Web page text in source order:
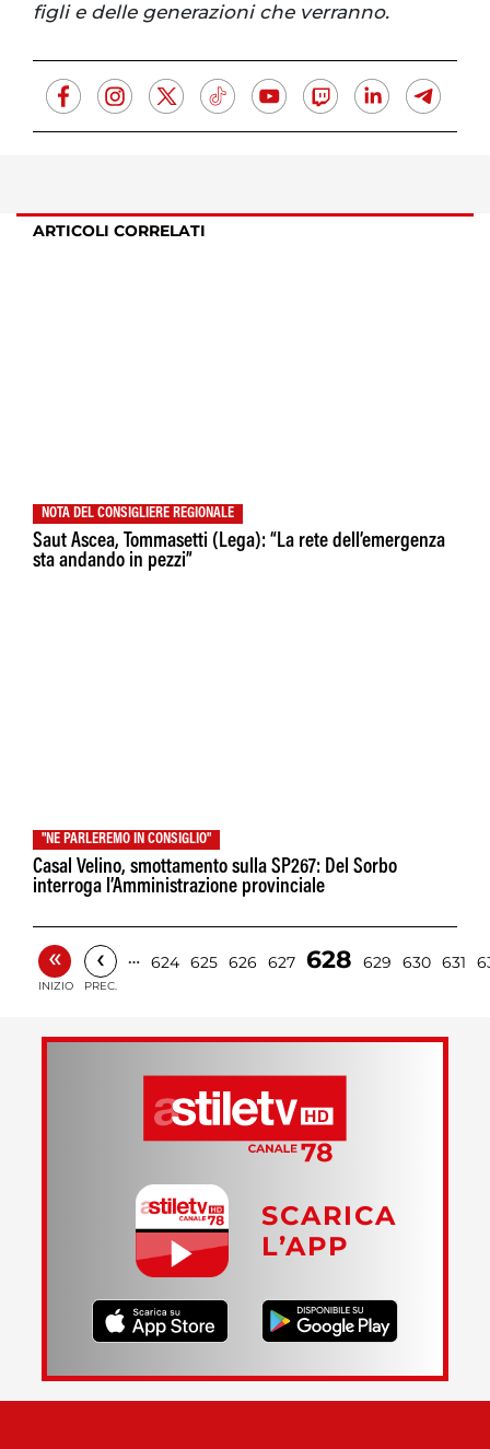
figli e delle generazioni che verranno.
ARTICOLI CORRELATI
NOTA DEL CONSIGLIERE REGIONALE
Saut Ascea, Tommasetti (Lega): “La rete dell’emergenza
sta andando in pezzi”
"NE PARLEREMO IN CONSIGLIO"
Casal Velino, smottamento sulla SP267: Del Sorbo
interroga l’Amministrazione provinciale
«
INIZIO
‹
PREC.
… 624 625 626 627 628 629 630 631
SCARICA
L’APP